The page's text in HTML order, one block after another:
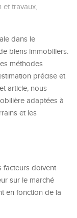
et travaux,
dans le
biens immobiliers.
méthodes
précise et
article, nous
adaptées à
et les
facteurs doivent
sur le marché
en fonction de la